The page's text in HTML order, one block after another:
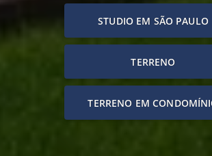
STUDIO EM SÃO PAULO
TERRENO
TERRENO EM